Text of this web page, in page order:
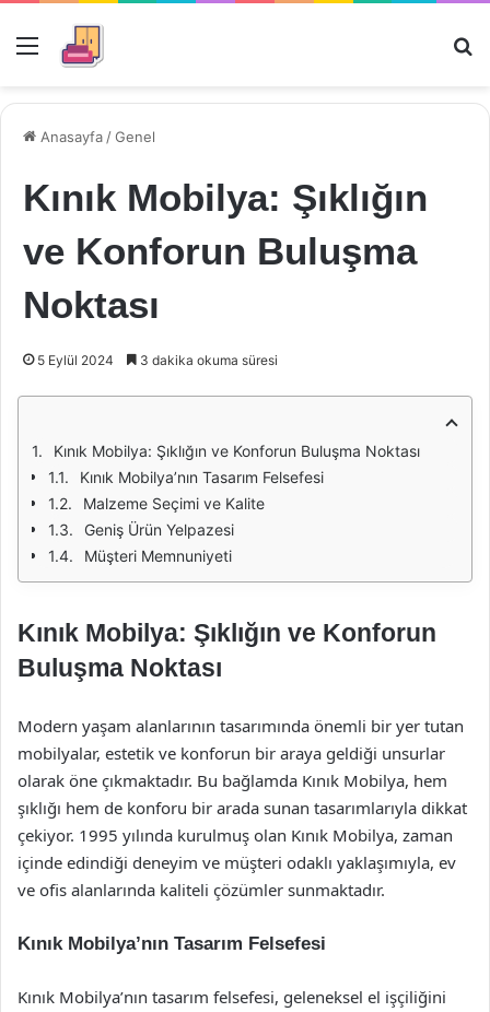
Menü
Anasayfa /Genel
Kınık Mobilya: Şıklığın
ve Konforun Buluşma
Noktası
5 Eylül 2024 3 dakika okuma süresi
Kınık Mobilya: Şıklığın ve Konforun Buluşma Noktası
Kınık Mobilya’nın Tasarım Felsefesi
Malzeme Seçimi ve Kalite
Geniş Ürün Yelpazesi
Müşteri Memnuniyeti
Kınık Mobilya: Şıklığın ve Konforun
Buluşma Noktası
Modern yaşam alanlarının tasarımında önemli bir yer tutan
mobilyalar, estetik ve konforun bir araya geldiği unsurlar
olarak öne çıkmaktadır. Bu bağlamda Kınık Mobilya, hem
şıklığı hem de konforu bir arada sunan tasarımlarıyla dikkat
çekiyor. 1995 yılında kurulmuş olan Kınık Mobilya, zaman
içinde edindiği deneyim ve müşteri odaklı yaklaşımıyla, ev
ve ofis alanlarında kaliteli çözümler sunmaktadır.
Kınık Mobilya’nın Tasarım Felsefesi
Kınık Mobilya’nın tasarım felsefesi, geleneksel el işçiliğini